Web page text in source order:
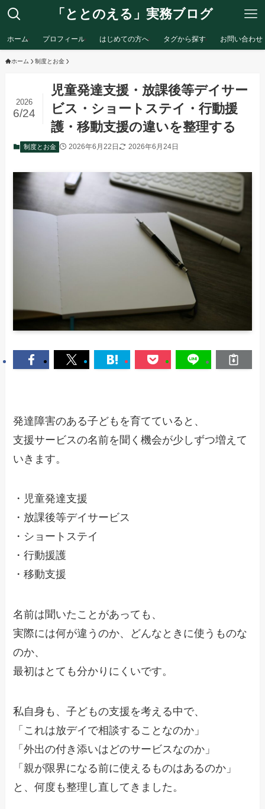
「ととのえる」実務ブログ
ホーム プロフィール はじめての方へ タグから探す お問い合わせ
ホーム 制度とお金
児童発達支援・放課後等デイサー
ビス・ショートステイ・行動援
護・移動支援の違いを整理する
2026
6/24
制度とお金 2026年6月22日 2026年6月24日
発達障害のある子どもを育てていると、
支援サービスの名前を聞く機会が少しずつ増えて
いきます。
・児童発達支援
・放課後等デイサービス
・ショートステイ
・行動援護
・移動支援
名前は聞いたことがあっても、
実際には何が違うのか、どんなときに使うものな
のか、
最初はとても分かりにくいです。
私自身も、子どもの支援を考える中で、
「これは放デイで相談することなのか」
「外出の付き添いはどのサービスなのか」
「親が限界になる前に使えるものはあるのか」
と、何度も整理し直してきました。